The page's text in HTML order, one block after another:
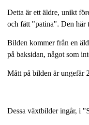
Detta är ett äldre, unikt
och fått "patina". Den här
Bilden kommer från en
på baksidan, något som
Mått på bilden är ungefär
Dessa växtbilder ingår, i